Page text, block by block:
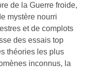
de la Guerre froide,
mystère nourri
et de complots
des essais top
théories les plus
inconnus, la